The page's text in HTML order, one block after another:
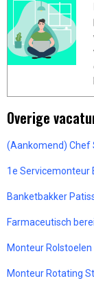
Overige
(Aankomend) Chef
1e Servicemonteur
Banketbakker
Farmaceutisch
Monteur
Monteur Rotating